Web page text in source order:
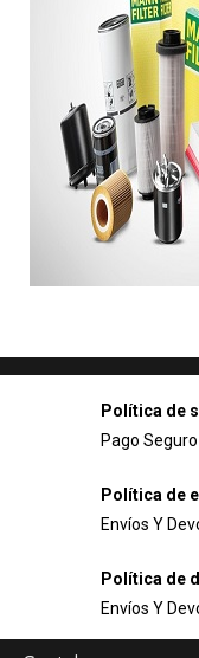
Política de
Pago Seguro
Política de
Envíos Y
Política de
Envíos Y